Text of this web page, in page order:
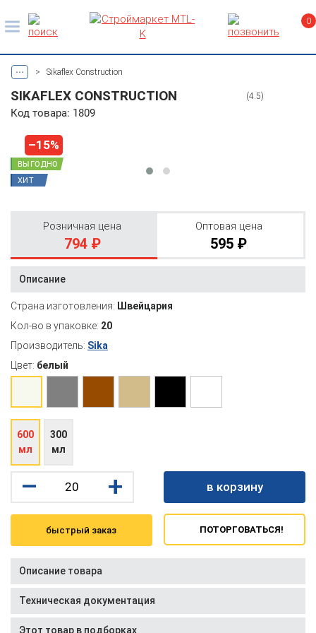
0
... > Sikaflex Construction
SIKAFLEX CONSTRUCTION (4.5)
Код товара: 1809
ВЫГОДНО
ХИТ
–15%
Розничная цена
794 ₽
Оптовая цена
595 ₽
Описание
Страна изготовления: Швейцария
Кол-во в упаковке: 20
Производитель: Sika
Цвет: белый
600
мл
300
мл
– + в корзину
быстрый заказ ПОТОРГОВАТЬСЯ!
Описание товара
Техническая документация
Этот товар в подборках